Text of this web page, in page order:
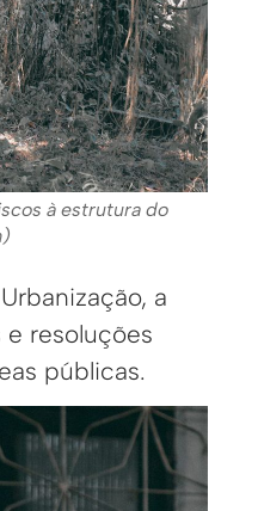
à estrutura do
a
resoluções
públicas.